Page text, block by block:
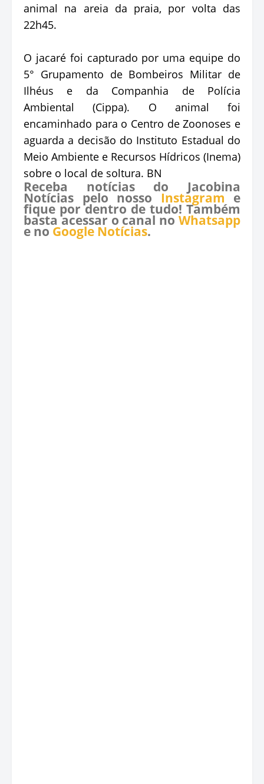
animal na areia da praia, por volta das
22h45.
O jacaré foi capturado por uma equipe do
5° Grupamento de Bombeiros Militar de
Ilhéus e da Companhia de Polícia
Ambiental (Cippa). O animal foi
encaminhado para o Centro de Zoonoses e
aguarda a decisão do Instituto Estadual do
Meio Ambiente e Recursos Hídricos (Inema)
sobre o local de soltura. BN
Receba notícias do Jacobina
Notícias pelo nosso Instagram e
fique por dentro de tudo! Também
basta acessar o canal no Whatsapp
e no Google Notícias.